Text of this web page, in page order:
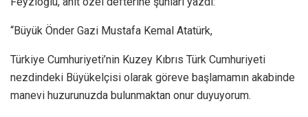
“Büyük Önder Gazi Mustafa Kemal Atatürk,
Türkiye Cumhuriyeti’nin Kuzey Kıbrıs Türk Cumhuriyeti
nezdindeki Büyükelçisi olarak göreve başlamamın akabinde
manevi huzurunuzda bulunmaktan onur duyuyorum.